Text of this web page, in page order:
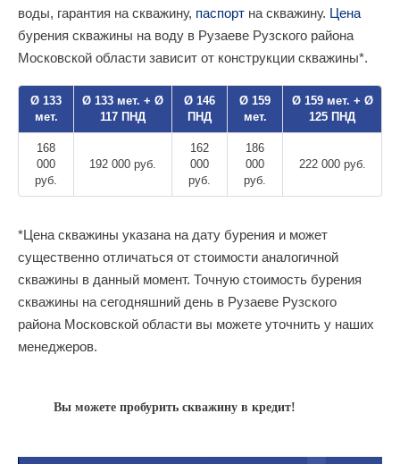
воды, гарантия на скважину, паспорт на скважину. Цена
бурения скважины на воду в Рузаеве Рузского района
Московской области зависит от конструкции скважины*.
Ø 133
мет.
Ø 133 мет. + Ø
117 ПНД
Ø 146
ПНД
Ø 159
мет.
Ø 159 мет. + Ø
125 ПНД
168
000
руб.
192 000 руб.
162
000
руб.
186
000
руб.
222 000 руб.
*Цена скважины указана на дату бурения и может
существенно отличаться от стоимости аналогичной
скважины в данный момент. Точную стоимость бурения
скважины на сегодняшний день в Рузаеве Рузского
района Московской области вы можете уточнить у наших
менеджеров.
Вы можете пробурить скважину в кредит!